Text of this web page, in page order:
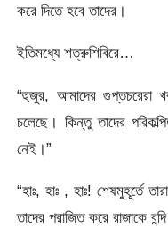
করে দিতে হবে তাদের।
ইতিমধ্যে শত্রুশিবিরে…
“হুজুর, আমাদের গুপ্তচরেরা
চলেছে। কিন্তু তাদের
নেই।”
“হাঃ, হাঃ , হাঃ! শেষমুহূর্তে
তাদের পরাজিত করে রাজাকে